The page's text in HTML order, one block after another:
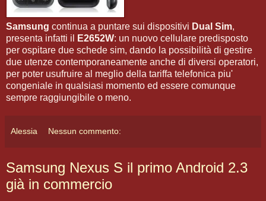
Samsung continua a puntare sui dispositivi Dual Sim,
presenta infatti il
E2652W: un nuovo cellulare predisposto
per ospitare due schede sim, dando la possibilità di gestire
due utenze contemporaneamente anche di diversi operatori,
per poter usufruire al meglio della tariffa telefonica piu'
congeniale in qualsiasi momento ed essere comunque
sempre raggiungibile o meno.
Alessia Nessun commento:
Samsung Nexus S il primo Android 2.3
già in commercio